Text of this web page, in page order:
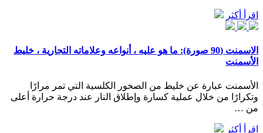
اقرأ أكثر
الاسمنت (90 صورة): ما هو عليه ، أنواعه وعلاماته التجارية ، خليط
الأسمنت
الأسمنت عبارة عن خليط من الصخور الكلسية التي تمر مرارًا
وتكرارًا من خلال عملية كسارة وإطلاق النار عند درجة حرارة أعلى
من …
اقرأ أكثر